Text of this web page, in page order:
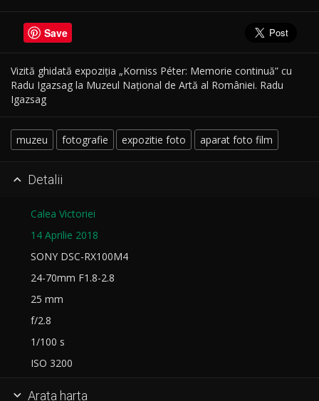
Save
Vizită ghidată expoziția „Korniss Péter: Memorie continuă” cu
Radu Igazsag la Muzeul Național de Artă al României. Radu
Igazsag
muzeu fotografie expozitie foto aparat foto film
 Detalii
Calea Victoriei
14 Aprilie 2018
SONY DSC-RX100M4
24-70mm F1.8-2.8
25 mm
f/2.8
1/100 s
ISO 3200
 Arata harta